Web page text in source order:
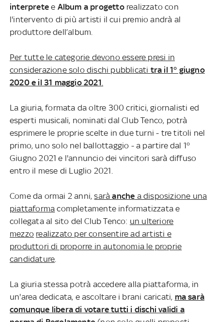
interpretee Album a progetto realizzato con
l'intervento di più artisti il cui premio andrà al
produttore dell’album.
Per tutte le categorie devono essere presi in
considerazione solo dischi pubblicati tra il 1° giugno
2020 e il 31 maggio 2021.
La giuria, formata da oltre 300 critici, giornalisti ed
esperti musicali, nominati dal Club Tenco, potrà
esprimere le proprie scelte in due turni - tre titoli nel
primo, uno solo nel ballottaggio - a partire dal 1°
Giugno 2021 e l'annuncio dei vincitori sarà diffuso
entro il mese di Luglio 2021.
Come da ormai 2 anni,saràanche a disposizione una
piattaforma completamente informatizzata e
collegata al sito del Club Tenco: un ulteriore
mezzo realizzato per consentire ad artisti e
produttori di proporre in autonomia le proprie
candidature.
La giuria stessa potrà accedere alla piattaforma, in
un'area dedicata, e ascoltare i brani caricati, ma sarà
comunque libera di votare tutti i dischi validi a